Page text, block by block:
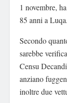
1 novembre,
85 anni a Luqa.
Secondo
sarebbe
Censu
anziano
inoltre due